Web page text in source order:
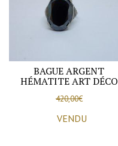
BAGUE ARGENT
HÉMATITE ART DÉCO
420,00€
VENDU